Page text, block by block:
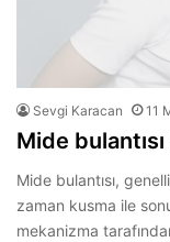
Sevgi Karacan 11
Mide
Mide bulantısı,
zaman kusma ile
mekanizma